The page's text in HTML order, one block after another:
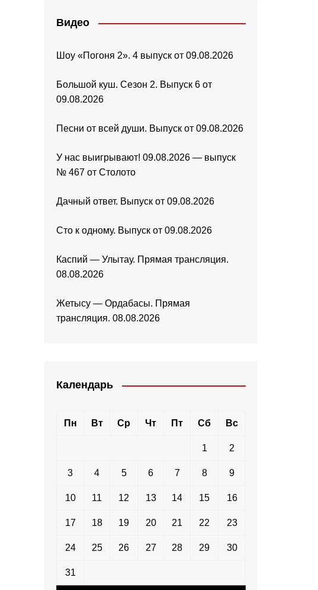
Видео
Шоу «Погоня 2». 4 выпуск от 09.08.2026
Большой куш. Сезон 2. Выпуск 6 от
09.08.2026
Песни от всей души. Выпуск от 09.08.2026
У нас выигрывают! 09.08.2026 — выпуск
№ 467 от Столото
Дачный ответ. Выпуск от 09.08.2026
Сто к одному. Выпуск от 09.08.2026
Каспий — Улытау. Прямая трансляция.
08.08.2026
Жетысу — Ордабасы. Прямая
трансляция. 08.08.2026
Календарь
Пн Вт Ср Чт Пт Сб Вс
1 2
3 4 5 6 7 8 9
10 11 12 13 14 15 16
17 18 19 20 21 22 23
24 25 26 27 28 29 30
31